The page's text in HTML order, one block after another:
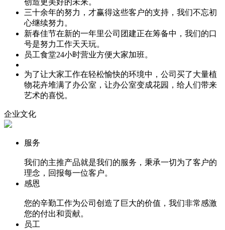
三十余年的努力，才赢得这些客户的支持，我们不忘初
心继续努力。
新春佳节在新的一年里公司团建正在筹备中，我们的口
号是努力工作天天玩。
员工食堂24小时营业方便大家加班。
为了让大家工作在轻松愉快的环境中，公司买了大量植
物花卉堆满了办公室，让办公室变成花园，给人们带来
艺术的喜悦。
企业文化
服务
我们的主推产品就是我们的服务，秉承一切为了客户的
理念，回报每一位客户。
感恩
您的辛勤工作为公司创造了巨大的价值，我们非常感激
您的付出和贡献。
员工